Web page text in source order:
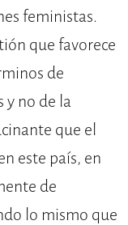
feministas.
que favorece
de
no de la
que el
este país, en
de
lo mismo que